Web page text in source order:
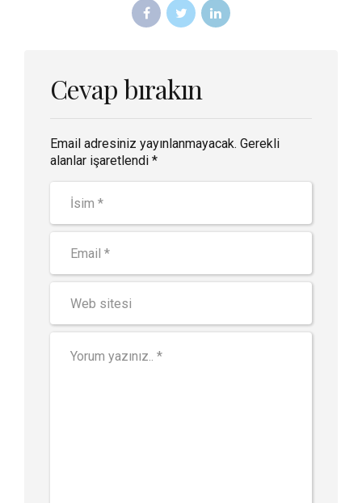
Cevap bırakın
Email adresiniz yayınlanmayacak. Gerekli
alanlar işaretlendi *